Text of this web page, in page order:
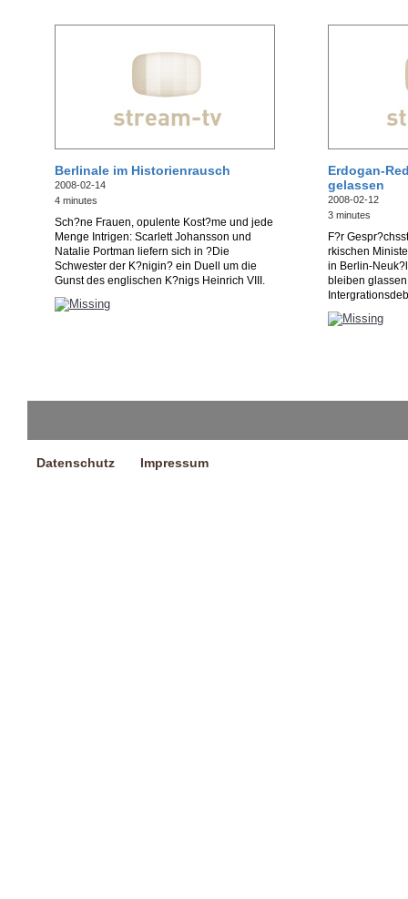
Berlinale im Historienrausch
2008-02-14
4 minutes
Sch?ne Frauen, opulente Kost?me und jede
Menge Intrigen: Scarlett Johansson und
Natalie Portman liefern sich in ?Die
Schwester der K?nigin? ein Duell um die
Gunst des englischen K?nigs Heinrich VIII.
Erdogan-
gelassen
2008-02-12
3 minutes
F?r
rkischen
in Berlin-
bleiben
Datenschutz Impressum